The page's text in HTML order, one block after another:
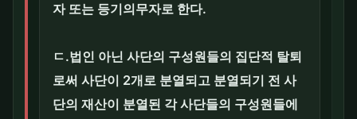
자 또는 등기의무자로 한다.
ㄷ.법인 아닌 사단의 구성원들의 집단적 탈퇴
로써 사단이 2개로 분열되고 분열되기 전 사
단의 재산이 분열된 각 사단들의 구성원들에